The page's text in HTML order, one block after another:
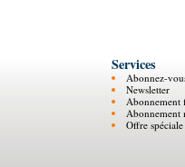
Services
Abonnez-
Newsletter
Abonnement
Abonnement
Offre